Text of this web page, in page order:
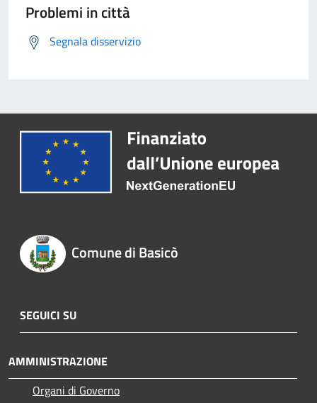
Problemi in città
Segnala disservizio
Comune di Basicò
SEGUICI SU
AMMINISTRAZIONE
Organi di Governo